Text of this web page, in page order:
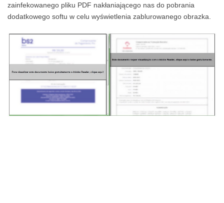
zainfekowanego pliku PDF nakłaniającego nas do pobrania
dodatkowego softu w celu wyświetlenia zablurowanego obrazka.